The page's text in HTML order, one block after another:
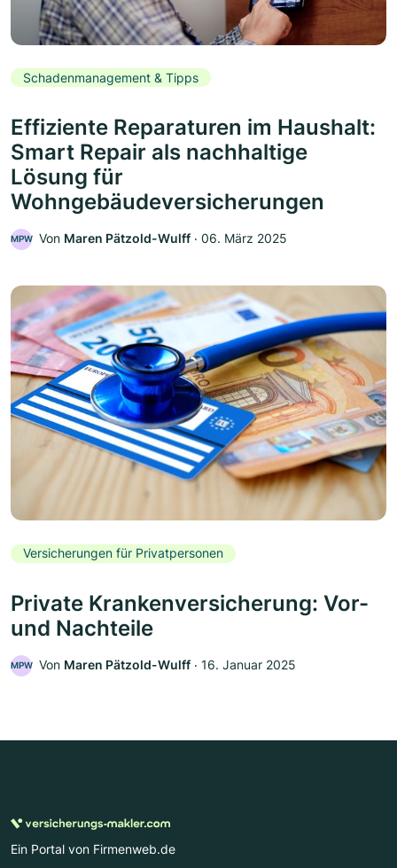
Schadenmanagement & Tipps
Effiziente Reparaturen im Haushalt:
Smart Repair als nachhaltige
Lösung für
Wohngebäudeversicherungen
MPW Von Maren Pätzold-Wulff ‧ 06. März 2025
Versicherungen für Privatpersonen
Private Krankenversicherung: Vor-
und Nachteile
MPW Von Maren Pätzold-Wulff ‧ 16. Januar 2025
Ein Portal von Firmenweb.de